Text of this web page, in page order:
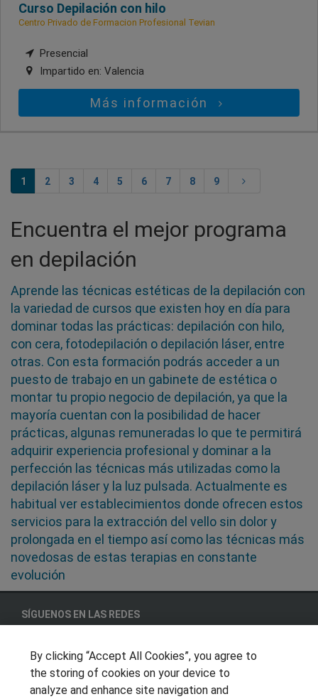
Curso Depilación con hilo
Centro Privado de Formacion Profesional Tevian
Presencial
Impartido en: Valencia
Más información
1 2 3 4 5 6 7 8 9
Encuentra el mejor programa
en depilación
Aprende las técnicas estéticas de la depilación con
la variedad de cursos que existen hoy en día para
dominar todas las prácticas: depilación con hilo,
con cera, fotodepilación o depilación láser, entre
otras. Con esta formación podrás acceder a un
puesto de trabajo en un gabinete de estética o
montar tu propio negocio de depilación, ya que la
mayoría cuentan con la posibilidad de hacer
prácticas, algunas remuneradas lo que te permitirá
adquirir experiencia profesional y dominar a la
perfección las técnicas más utilizadas como la
depilación láser y la luz pulsada. Actualmente es
habitual ver establecimientos donde ofrecen estos
servicios para la extracción del vello sin dolor y
prolongada en el tiempo así como las técnicas más
novedosas de estas terapias en constante
evolución
SÍGUENOS EN LAS REDES
OTROS GRUPOS DE INTERES
By clicking “Accept All Cookies”, you agree to
the storing of cookies on your device to
analyze and enhance site navigation and